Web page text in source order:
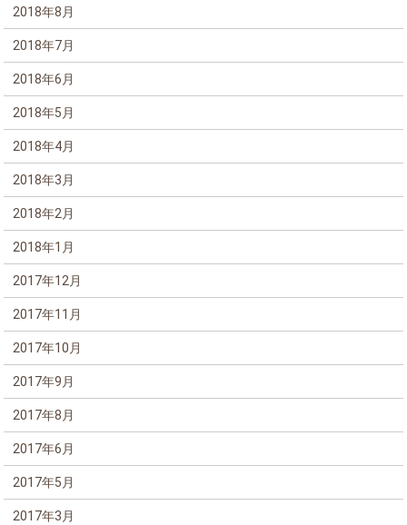
2018年8月
2018年7月
2018年6月
2018年5月
2018年4月
2018年3月
2018年2月
2018年1月
2017年12月
2017年11月
2017年10月
2017年9月
2017年8月
2017年6月
2017年5月
2017年3月